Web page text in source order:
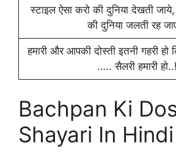
स्टाइल ऐसा करो की दुनिया देखती
की दुनिया जलती रह
हमारी और आपकी दोस्ती इतनी गहरी
….. सैलरी हमारी हो..!
Bachpan Ki
Shayari In Hindi